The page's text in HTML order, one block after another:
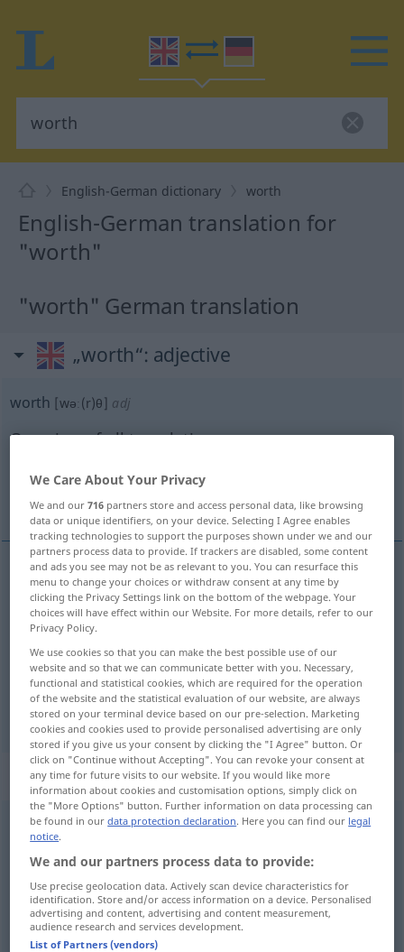
English-German dictionary worth
English-German translation for
"worth"
"worth" German translation
„worth“: adjective
worth [wəː(r)θ] adj
Overview of all translations
wert würdig, wert
wert worthparticular amount
würdig,wert (GEN) worth FIG
„worth“: noun
worth [wəː(r)θ]s
Overview of all translations
(For more details, click/tap on the translation)
GeldWert, Preis
We Care About Your Privacy
We and our716 partners store and access personal data, like browsing
data or unique identifiers, on your device. Selecting I Agree enables
tracking technologies to support the purposes shown under we and our
partners process data to provide. If trackers are disabled, some content
and ads you see may not be as relevant to you. You can resurface this
menu to change your choices or withdraw consent at any time by
clicking the Privacy Settings link on the bottom of the webpage. Your
choices will have effect within our Website. For more details, refer to our
Privacy Policy.
We use cookies so that you can make the best possible use of our
website and so that we can communicate better with you. Necessary,
functional and statistical cookies, which are required for the operation
of the website and the statistical evaluation of our website, are always
stored on your terminal device based on our pre-selection. Marketing
cookies and cookies used to provide personalised advertising are only
stored if you give us your consent by clicking the "I Agree" button. Or
click on "Continue without Accepting". You can revoke your consent at
any time for future visits to our website. If you would like more
information about cookies and customisation options, simply click on
the "More Options" button. Further information on data processing can
be found in ourdata protection declaration. Here you can find our legal
notice.
We and our partners process data to provide:
Use precise geolocation data. Actively scan device characteristics for
identification. Store and/or access information on a device. Personalised
advertising and content, advertising and content measurement,
audience research and services development.
List of Partners (vendors)